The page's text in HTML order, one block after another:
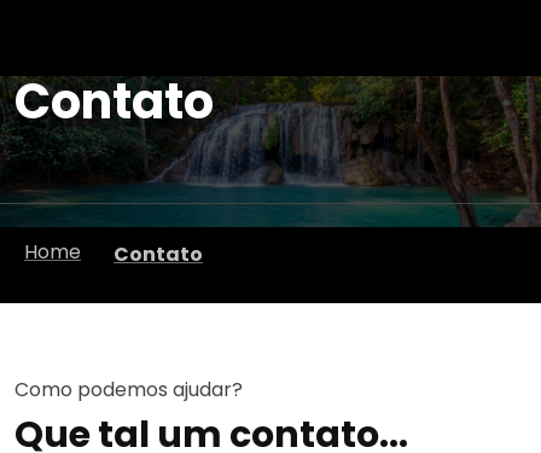
Contato
Home Contato
Como podemos ajudar?
Que tal um contato...